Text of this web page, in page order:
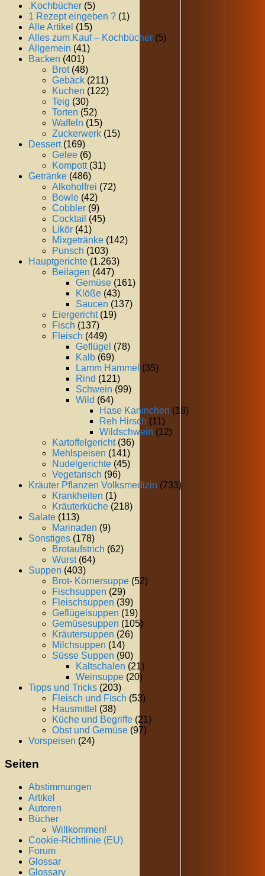
.Kochbücher (5)
1 Rezept eingeben ? (1)
Alle Artikel (15)
Alles zum Kauf – Kochbücher (5)
Allgemein (41)
Backen (401)
Brot(48)
Gebäck (211)
Kuchen (122)
Teig (30)
Torten (52)
Waffeln (15)
Zuckerwerk (15)
Dessert(169)
Gelee (6)
Kompott(31)
Getränke (486)
Alkoholfrei (72)
Bowle (42)
Cobbler (9)
Cocktail (45)
Likör (41)
Mixgetränke (142)
Punsch (103)
Hauptgerichte (1.263)
Beilagen (447)
Gemüse (161)
Klöße (43)
Saucen (137)
Eiergericht(19)
Fisch (137)
Fleisch (449)
Geflügel (78)
Kalb (69)
Lamm Hammel (35)
Rind (121)
Schwein (99)
Wild (64)
Hase Kaninchen (18)
Reh Hirsch (11)
Wildschwein (12)
Kartoffelgericht(36)
Mehlspeisen (141)
Nudelgerichte (45)
Vegetarisch (96)
Kräuter Pflanzen Volksmedizin (733)
Krankheiten (1)
Kräuterküche (218)
Salate (113)
Marinaden (9)
Sonstiges (178)
Brotaufstrich (62)
Wurst(64)
Suppen (403)
Brot- Körnersuppe (52)
Fischsuppen (29)
Fleischsuppen (39)
Geflügelsuppen (19)
Gemüsesuppen (105)
Kräutersuppen (26)
Milchsuppen (14)
Süsse Suppen (90)
Kaltschalen (21)
Weinsuppe (20)
Tipps und Tricks (203)
Fleisch und Fisch (53)
Hausmittel (38)
Küche und Begriffe (21)
Obst und Gemüse (97)
Vorspeisen (24)
Seiten
Abstimmungen
Artikel
Autoren
Bücher
Willkommen!
Cookie-Richtlinie (EU)
Forum
Glossar
Glossary